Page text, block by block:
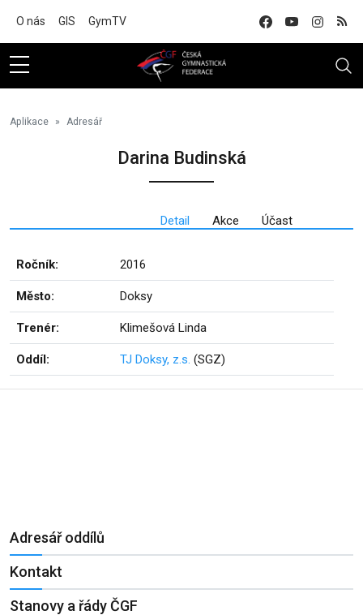
O nás GIS GymTV
Aplikace Adresář
Darina Budinská
Detail Akce Účast
Ročník: 2016
Město: Doksy
Trenér: Klimešová Linda
Oddíl: TJ Doksy, z.s. (SGZ)
Adresář oddílů
Kontakt
Stanovy a řády ČGF